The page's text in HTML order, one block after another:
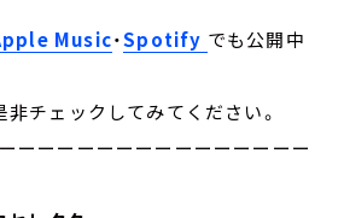
Music・Spotify でも公開中
チェックしてみてください。
ーーーーーーーーーーーーーーー